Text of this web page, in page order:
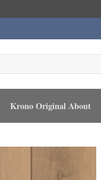
Krono Original About